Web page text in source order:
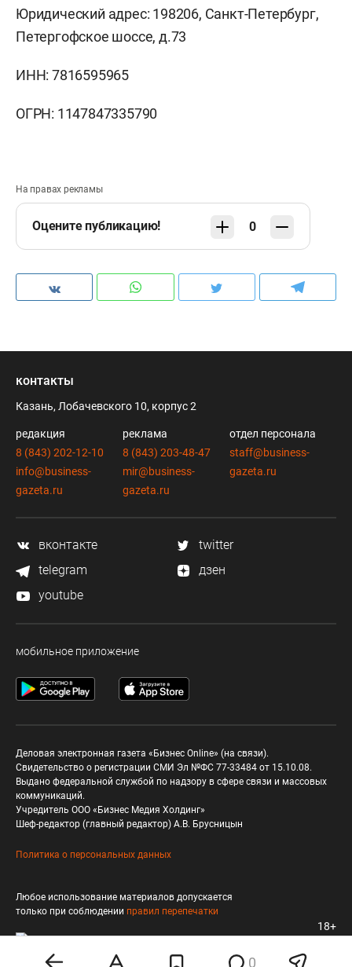
Юридический адрес: 198206, Санкт-Петербург,
Петергофское шоссе, д.73
ИНН: 7816595965
ОГРН: 1147847335790
На правах рекламы
Оцените публикацию! 0
0
контакты
Казань, Лобачевского 10, корпус 2
редакция
8 (843) 202-12-10
info@business-
gazeta.ru
реклама
8 (843) 203-48-47
mir@business-
gazeta.ru
отдел персонала
staff@business-
gazeta.ru
вконтакте
twitter
telegram
дзен
youtube
мобильное приложение
Деловая электронная газета «Бизнес Online» (на связи).
Свидетельство о регистрации СМИ Эл №ФС 77-33484 от 15.10.08.
Выдано федеральной службой по надзору в сфере связи и массовых
коммуникаций.
Учредитель ООО «Бизнес Медия Холдинг»
Шеф-редактор (главный редактор) А.В. Брусницын
Политика о персональных данных
Любое использование материалов допускается
только при соблюдении правил перепечатки
18+